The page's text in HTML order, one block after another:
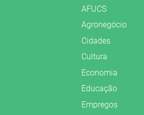
AFUCS
Agronegócio
Cidades
Cultura
Economia
Educação
Empregos